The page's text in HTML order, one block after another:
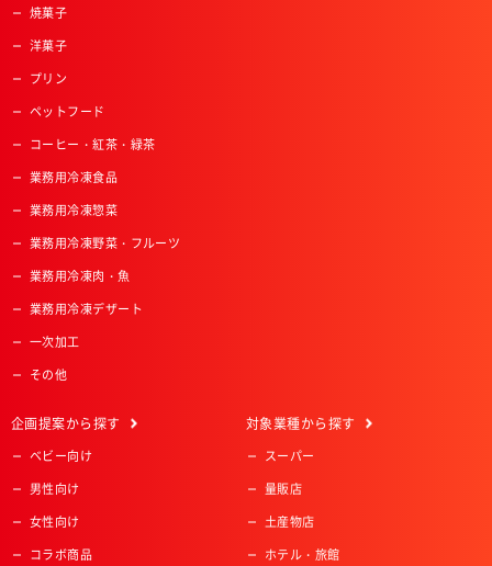
焼菓子
洋菓子
プリン
ペットフード
コーヒー・紅茶・緑茶
業務用冷凍食品
業務用冷凍惣菜
業務用冷凍野菜・フルーツ
業務用冷凍肉・魚
業務用冷凍デザート
一次加工
その他
企画提案から探す
ベビー向け
男性向け
女性向け
コラボ商品
対象業種から探す
スーパー
量販店
土産物店
ホテル・旅館